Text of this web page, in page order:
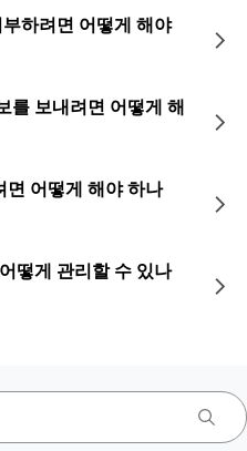
하려면 어떻게 해야
를 보내려면 어떻게 해
어떻게 해야 하나
떻게 관리할 수 있나